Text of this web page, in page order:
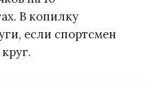
В копилку
если спортсмен